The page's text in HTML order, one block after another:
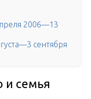
2006—13
сентября
и семья